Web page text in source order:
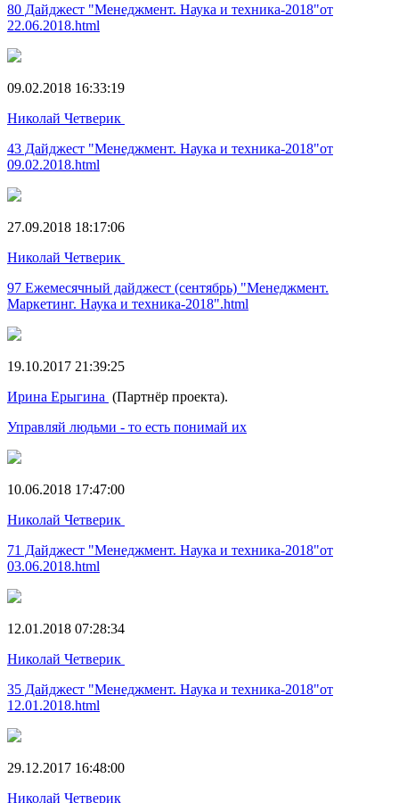
80 Дайджест "Менеджмент. Наука и техника-2018"от
22.06.2018.html
09.02.2018 16:33:19
Николай Четверик
43 Дайджест "Менеджмент. Наука и техника-2018"от
09.02.2018.html
27.09.2018 18:17:06
Николай Четверик
97 Ежемесячный дайджест (сентябрь) "Менеджмент.
Маркетинг. Наука и техника-2018".html
19.10.2017 21:39:25
Ирина Ерыгина (Партнёр проекта).
Управляй людьми - то есть понимай их
10.06.2018 17:47:00
Николай Четверик
71 Дайджест "Менеджмент. Наука и техника-2018"от
03.06.2018.html
12.01.2018 07:28:34
Николай Четверик
35 Дайджест "Менеджмент. Наука и техника-2018"от
12.01.2018.html
29.12.2017 16:48:00
Николай Четверик